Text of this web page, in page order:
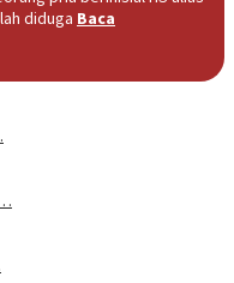
diduga Baca